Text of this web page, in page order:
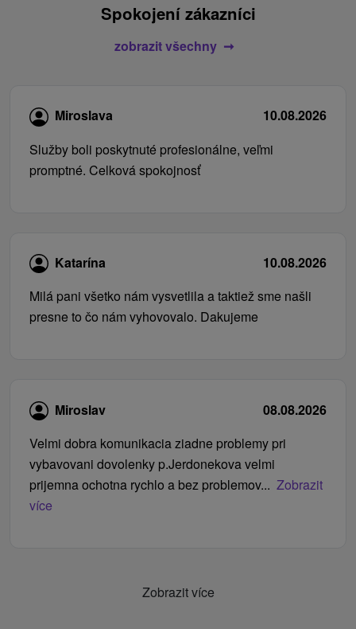
Spokojení zákazníci
zobrazit všechny
Miroslava
10.08.2026
Služby boli poskytnuté profesionálne, veľmi
promptné. Celková spokojnosť
Katarína
10.08.2026
Milá pani všetko nám vysvetlila a taktiež sme našli
presne to čo nám vyhovovalo. Dakujeme
Miroslav
08.08.2026
Velmi dobra komunikacia ziadne problemy pri
vybavovani dovolenky p.Jerdonekova velmi
prijemna ochotna rychlo a bez problemov... Zobrazit
více
Zobrazit více